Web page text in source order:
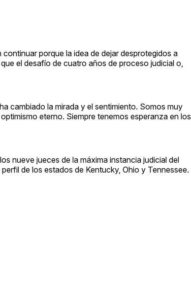
porque la idea de dejar desprotegidos a
el desafío de cuatro años de proceso judicial o,
cambiado la mirada y el sentimiento. Somos muy
eterno. Siempre tenemos esperanza en los
nueve jueces de la máxima instancia judicial del
de los estados de Kentucky, Ohio y Tennessee.